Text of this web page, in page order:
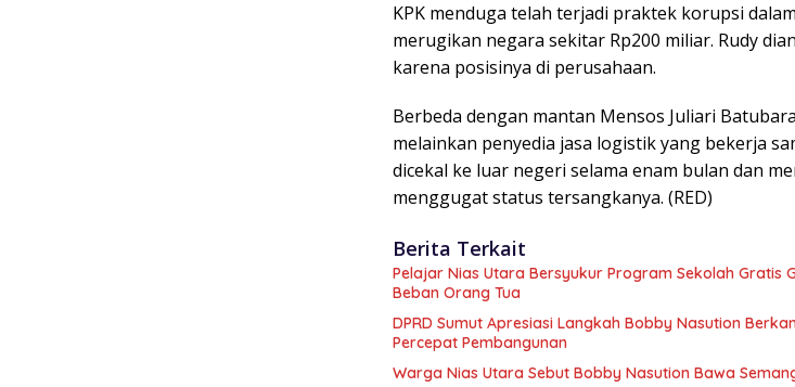
KPK menduga telah terjadi praktek korupsi
merugikan negara sekitar Rp200 miliar. Rudy
karena posisinya di perusahaan.
Berbeda dengan mantan Mensos Juliari
melainkan penyedia jasa logistik yang bekerja
dicekal ke luar negeri selama enam bulan dan
menggugat status tersangkanya. (RED)
Berita Terkait
Pelajar Nias Utara Bersyukur Program Sekolah Gratis
Beban Orang Tua
DPRD Sumut Apresiasi Langkah Bobby Nasution
Percepat Pembangunan
Warga Nias Utara Sebut Bobby Nasution Bawa